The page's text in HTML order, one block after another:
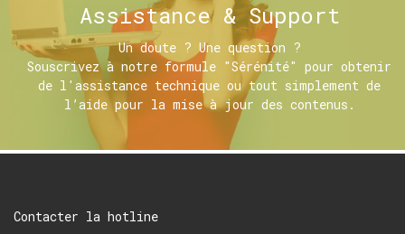
Assistance & Support
Un doute ? Une question ?
Souscrivez à notre formule "Sérénité" pour obtenir
de l'assistance technique ou tout simplement de
l’aide pour la mise à jour des contenus.
Contacter la hotline